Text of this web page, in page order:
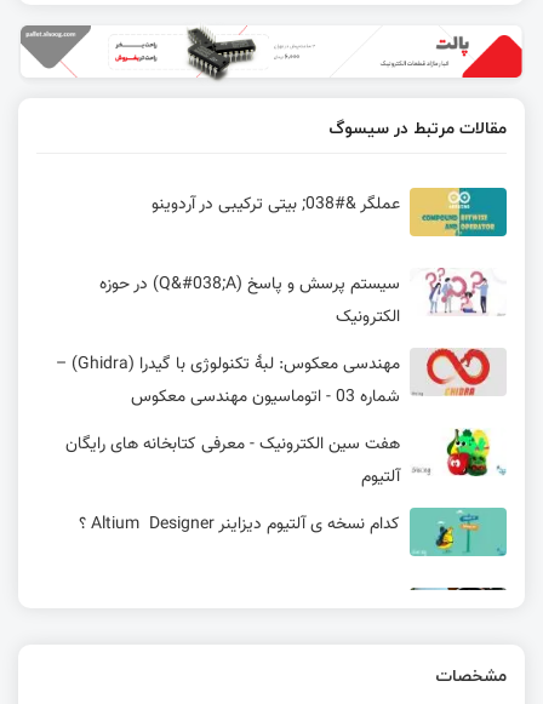
مقالات مرتبط در سیسوگ
عملگر &#038; بیتی ترکیبی در آردوینو
سیستم پرسش و پاسخ (Q&#038;A) در حوزه
الکترونیک
مهندسی معکوس: لبهٔ تکنولوژی با گیدرا (Ghidra) –
شماره 03 - اتوماسیون مهندسی معکوس
هفت سین الکترونیک - معرفی کتابخانه های رایگان
آلتیوم
کدام نسخه ی آلتیوم دیزاینر Altium Designer ؟
مشخصات